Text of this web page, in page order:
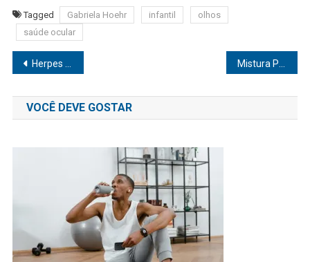
Tagged Gabriela Hoehr infantil
olhos
saúde ocular
Navegação
de
Post
Herpes genital não tem cura mas tem tratamento
VOCÊ DEVE GOSTAR